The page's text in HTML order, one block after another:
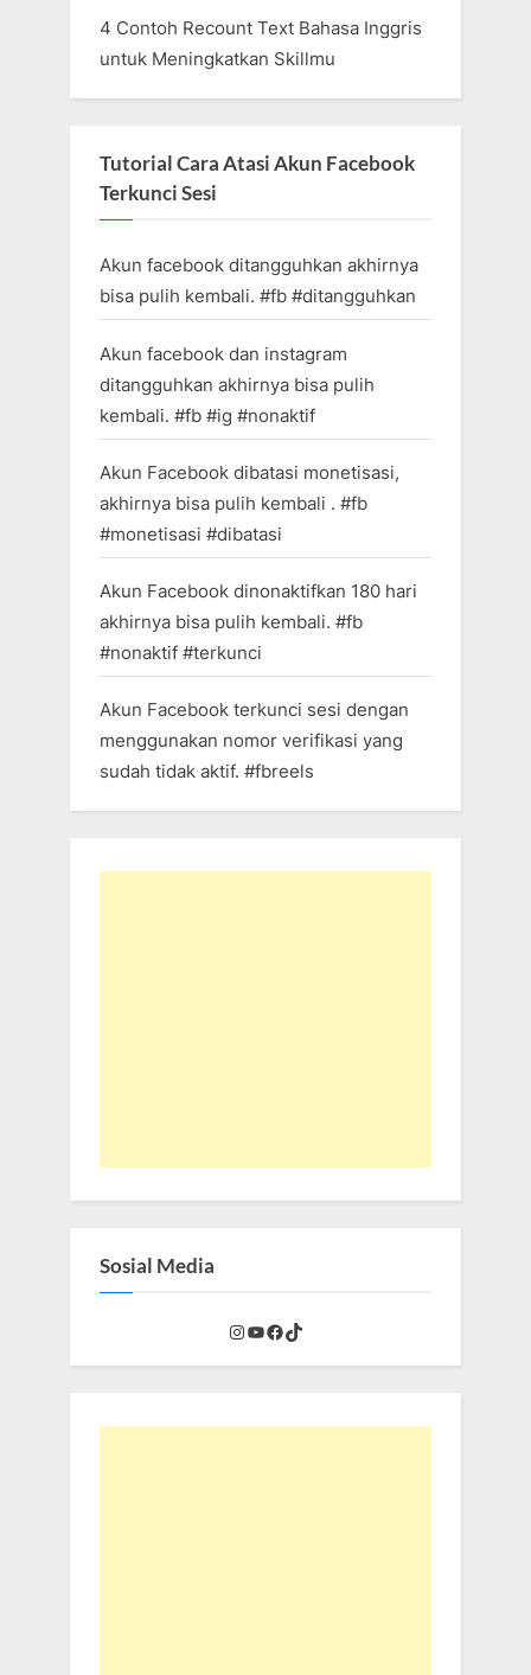
4 Contoh Recount Text Bahasa Inggris
untuk Meningkatkan Skillmu
Tutorial Cara Atasi Akun Facebook
Terkunci Sesi
Akun facebook ditangguhkan akhirnya
bisa pulih kembali. #fb #ditangguhkan
Akun facebook dan instagram
ditangguhkan akhirnya bisa pulih
kembali. #fb #ig #nonaktif
Akun Facebook dibatasi monetisasi,
akhirnya bisa pulih kembali . #fb
#monetisasi #dibatasi
Akun Facebook dinonaktifkan 180 hari
akhirnya bisa pulih kembali. #fb
#nonaktif #terkunci
Akun Facebook terkunci sesi dengan
menggunakan nomor verifikasi yang
sudah tidak aktif. #fbreels
Sosial Media
Instagram
YouTube
Facebook
TikTok